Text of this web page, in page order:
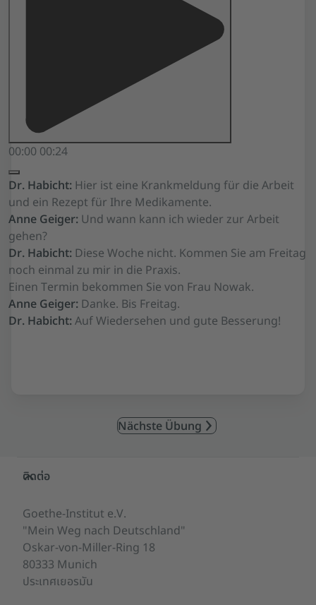
00:00 00:24
Dr. Habicht: Hier ist eine Krankmeldung für die Arbeit
und ein Rezept für Ihre Medikamente.
Anne Geiger: Und wann kann ich wieder zur Arbeit
gehen?
Dr. Habicht: Diese Woche nicht. Kommen Sie am Freitag
noch einmal zu mir in die Praxis.
Einen Termin bekommen Sie von Frau Nowak.
Anne Geiger: Danke. Bis Freitag.
Dr. Habicht:Auf Wiedersehen und gute Besserung!
Nächste Übung
Service- und Informationsbereich
ติดต่อ
Goethe-Institut e.V.
"Mein Weg nach Deutschland"
Oskar-von-Miller-Ring 18
80333 Munich
ประเทศเยอรมัน